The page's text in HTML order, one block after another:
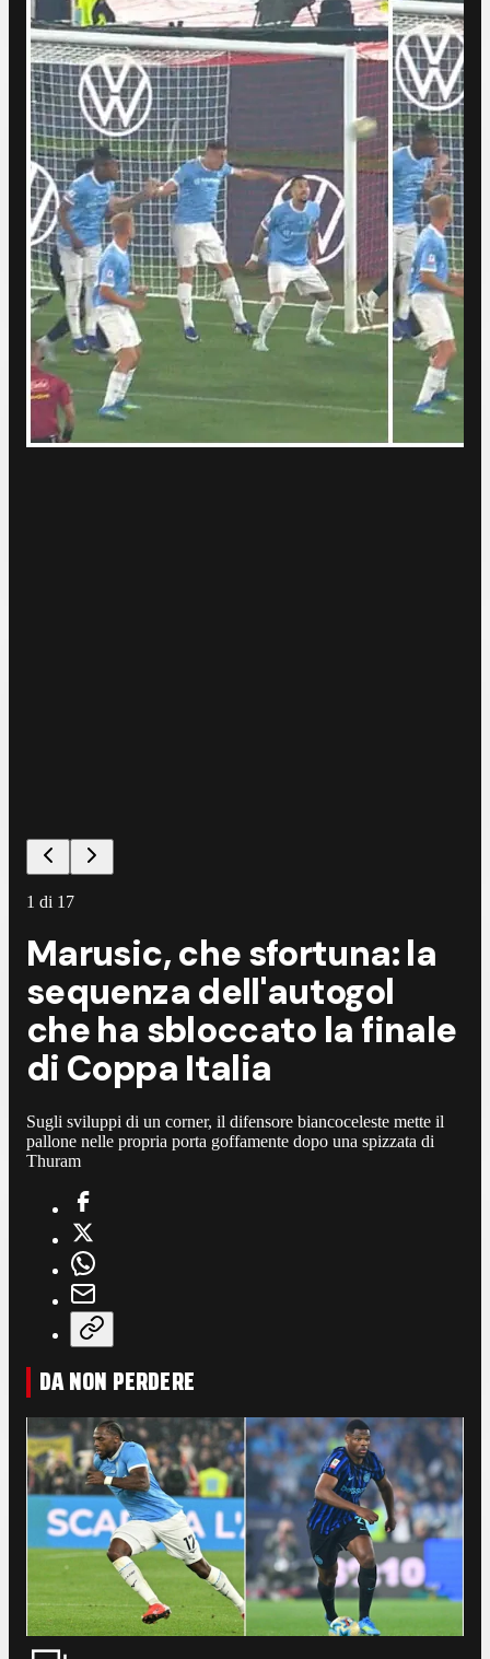
1 di 17
Marusic, che sfortuna: la
sequenza dell'autogol
che ha sbloccato la finale
di Coppa Italia
Sugli sviluppi di un corner, il difensore biancoceleste mette il
pallone nelle propria porta goffamente dopo una spizzata di
Thuram
DA NON PERDERE